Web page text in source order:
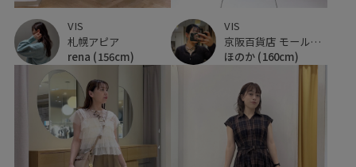
VIS
札幌アピア
rena (156cm)
VIS
京阪百貨店 モール京橋店
ほのか (160cm)